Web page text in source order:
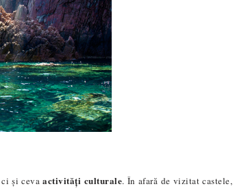
ci și cevaactivități culturale. În afară de vizitat castele,